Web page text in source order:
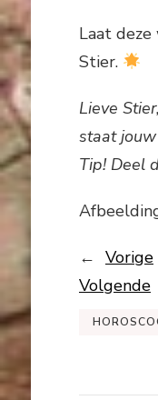
Laat
Stier.
Lieve
staat
Tip! Deel
← Vorige
Volgende